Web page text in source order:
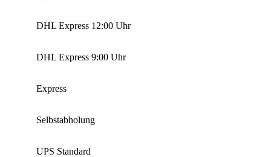
DHL Express 12:00 Uhr
DHL Express 9:00 Uhr
Express
Selbstabholung
UPS Standard